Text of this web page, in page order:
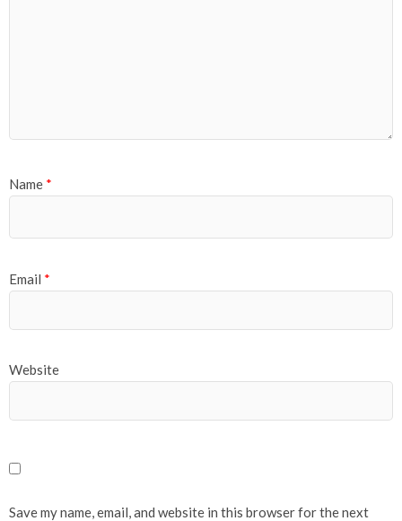
Name *
Email *
Website
Save my name, email, and website in this browser for the next